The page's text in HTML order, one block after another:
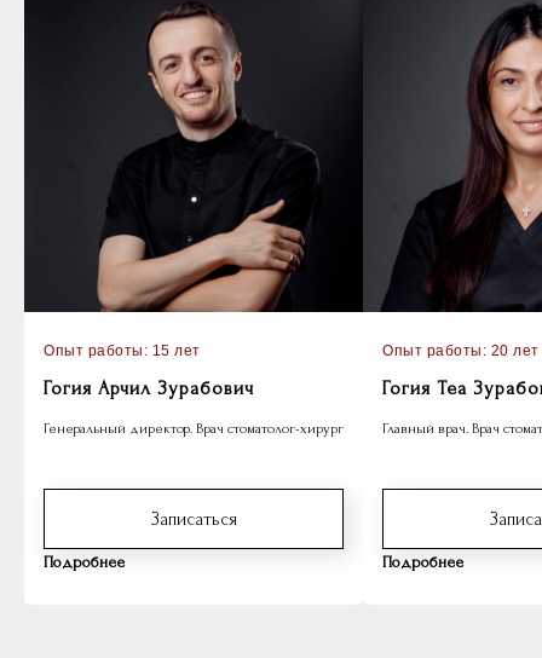
Опыт работы: 15 лет
Гогия Арчил Зурабович
Генеральный директор. Врач стоматолог-хирург
Записаться
Подробнее
Опыт работы: 20 лет
Гогия Теа
Главный врач. Врач
Подробнее